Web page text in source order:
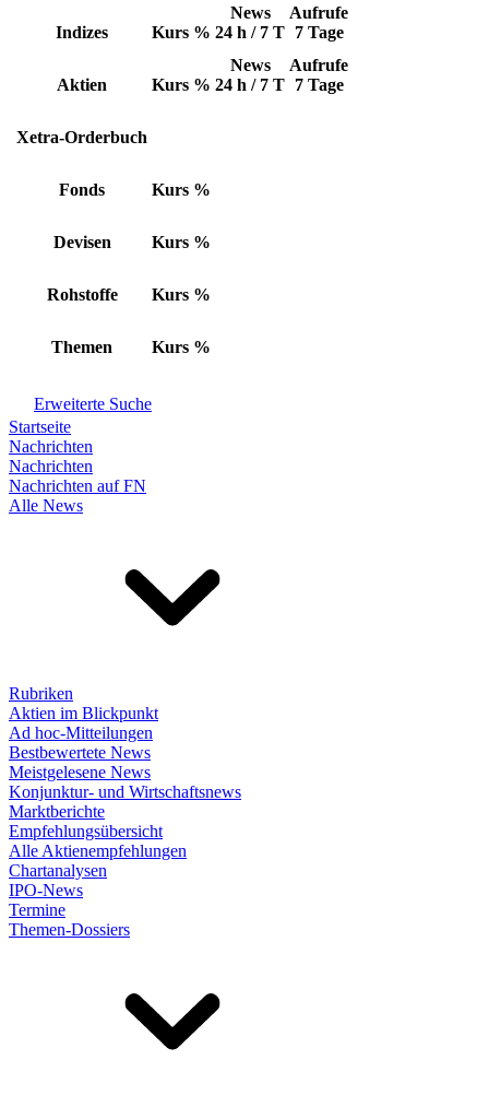
Indizes Kurs %
News
24 h / 7 T
Aufrufe
7 Tage
Aktien Kurs %
News
24 h / 7 T
Aufrufe
7 Tage
Xetra-Orderbuch
Fonds Kurs %
Devisen Kurs %
Rohstoffe Kurs %
Themen Kurs %
Erweiterte Suche
Startseite
Nachrichten
Nachrichten
Nachrichten auf FN
Alle News
Rubriken
Aktien im Blickpunkt
Ad hoc-Mitteilungen
Bestbewertete News
Meistgelesene News
Konjunktur- und Wirtschaftsnews
Marktberichte
Empfehlungsübersicht
Alle Aktienempfehlungen
Chartanalysen
IPO-News
Termine
Themen-Dossiers